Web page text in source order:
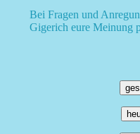
Bei Fragen und
Gigerich eure Meinung